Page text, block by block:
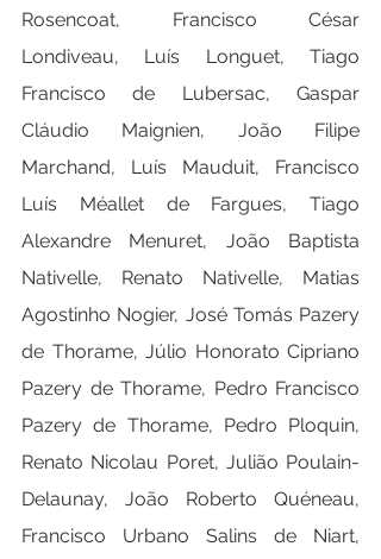
Rosencoat, Francisco César
Londiveau, Luís Longuet, Tiago
Francisco de Lubersac, Gaspar
Cláudio Maignien, João Filipe
Marchand, Luís Mauduit, Francisco
Luís Méallet de Fargues, Tiago
Alexandre Menuret, João Baptista
Nativelle, Renato Nativelle, Matias
Agostinho Nogier, José Tomás Pazery
de Thorame, Júlio Honorato Cipriano
Pazery de Thorame, Pedro Francisco
Pazery de Thorame, Pedro Ploquin,
Renato Nicolau Poret, Julião Poulain-
Delaunay, João Roberto Quéneau,
Francisco Urbano Salins de Niart,